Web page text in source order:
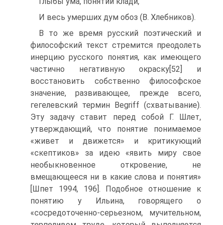
И весь умерших дум обоз (В. Хлебников).
В то же время русский поэтический и
философский текст стремится преодолеть
инерцию русского понятия, как имеющего
частично негативную окраску[52] и
восстановить собственно философское
значение, развивающее, прежде всего,
гегелевский термин Begriff (схватывание).
Эту задачу ставит перед собой Г. Шлет,
утверждающий, что понятие понимаемое
«живет и движется» и критикующий
«скептиков» за идею «явить миру свое
необыкновенное откровение, не
вмещающееся ни в какие слова и понятия»
[Шпет 1994, 196]. Подобное отношение к
понятию у Ильина, говорящего о
«сосредоточенно-серьезном, мучительном,